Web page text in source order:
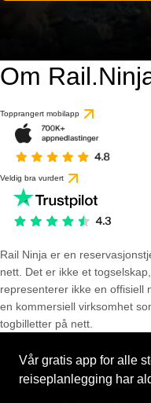
Om
Topprangert mobilapp
Veldig bra vurdert
Rail Ninja er en
nett. Det er ikke et
representerer ikke en offisiell
en kommersiell virksomhet
togbilletter på nett.
Vår gratis app for alle
reiseplanlegging har